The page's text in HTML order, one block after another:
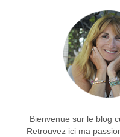
Bienvenue sur le blog
Retrouvez ici ma